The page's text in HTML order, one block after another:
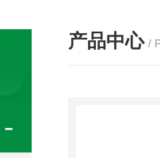
产品中心 /